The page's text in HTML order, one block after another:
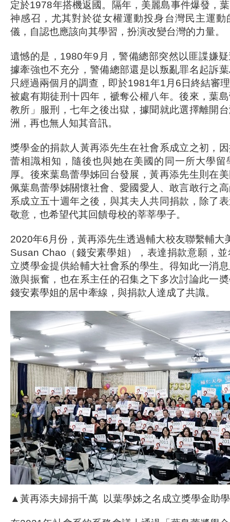
定於1978年搭機返國。隔年，美麗島事件爆發，
神感召，尤其對於從女權運動投身台灣民主運動
儀，自認也應該向其學習，扮演改變台灣的力量。
遺憾的是，1980年9月，警備總部突然以匪諜嫌
據牽強也不充分，警備總部還是以叛亂罪名起訴
只經過兩個月的調查，即於1981年1月6日終結審
被處有期徒刑十四年，褫奪公權八年。後來，葉
教所」服刑，七年之後出獄，據聞就此選擇離開
洲，再也無人知其音訊。
獎學金的捐款人黃再添先生在社會系成立之初，
蕾相識相知，隨後也與她在美國的同一所大學留
厚。後來葉島蕾學姊回台發展，黃再添先生則在
佩葉島蕾學姊關懷社會、愛國愛人、敢言敢行之
系成立五十週年之後，與其夫人共同捐款，除了
敬意，也希望代其回饋母校的莘莘學子。
2020年6月份，黃再添先生透過輔大校友聯繫輔大
Susan Chao（錢安素學姐），表達捐款意願，
立奬學金提供給輔大社會系的學生。得知此一消
激與振奮，也在系主任的召集之下多次討論此一
錢安素學姐的居中牽線，與捐款人達成了共識。
▲黃再添夫婦捐千萬 以葉學姊之名成立獎學金助